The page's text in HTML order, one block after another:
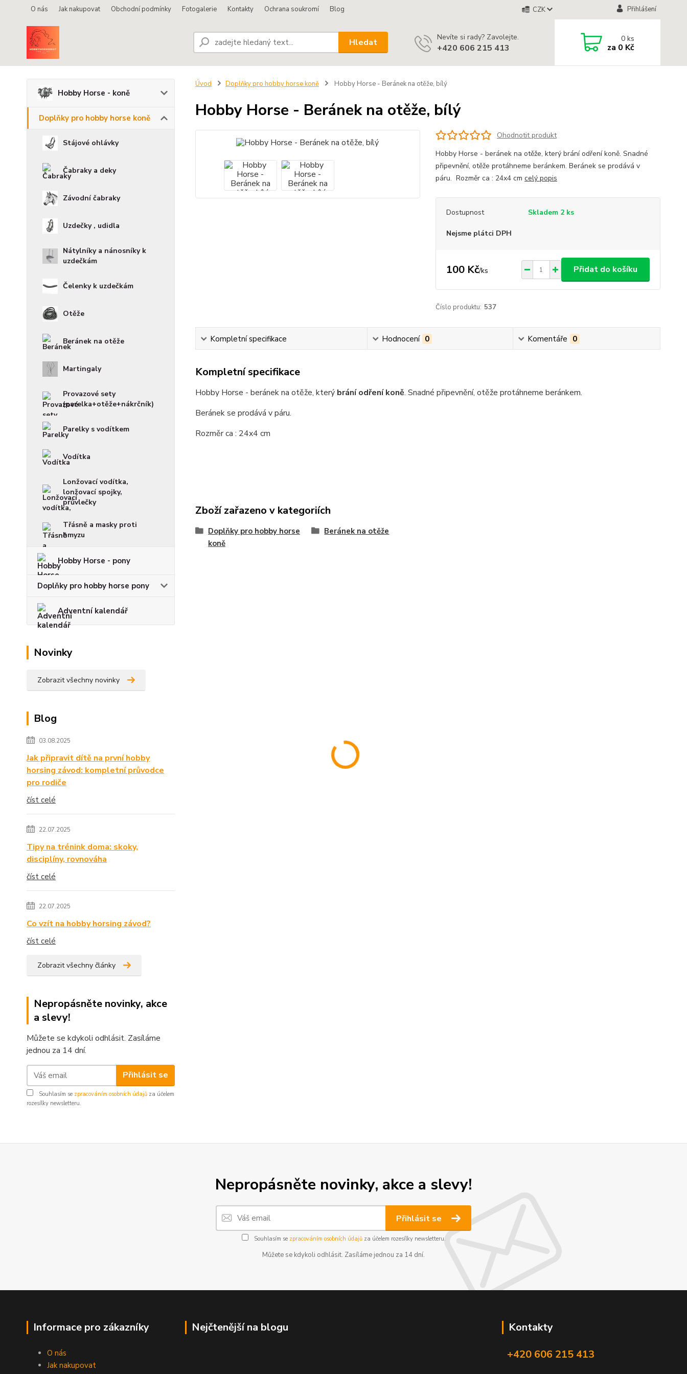
O nás Jak nakupovat Obchodní podmínky Fotogalerie Kontakty Ochrana soukromí Blog CZK Přihlášení
Hledat Nevíte si rady? Zavolejte.
+420 606 215 413
0ks
za 0 Kč
Hobby Horse - koně
Doplňky pro hobby horse koně
Stájové ohlávky
Čabraky a deky
Závodní čabraky
Uzdečky , udidla
Nátylníky a nánosníky k
uzdečkám
Čelenky k uzdečkám
Otěže
Beránek na otěže
Martingaly
Provazové sety
(parelka+otěže+nákrčník)
Parelky s vodítkem
Vodítka
Lonžovací vodítka,
lonžovací spojky,
průvlečky
Třásně a masky proti
hmyzu
Hobby Horse - pony
Doplňky pro hobby horse pony
Adventní kalendář
Novinky
Zobrazit všechny novinky
Blog
03.08.2025
Jak připravit dítě na první hobby
horsing závod: kompletní průvodce
pro rodiče
číst celé
22.07.2025
Tipy na trénink doma: skoky,
disciplíny, rovnováha
číst celé
22.07.2025
Co vzít na hobby horsing závod?
číst celé
Zobrazit všechny články
Nepropásněte novinky, akce
a slevy!
Můžete se kdykoli odhlásit. Zasíláme
jednou za 14 dní.
Přihlásit se
Souhlasím se zpracováním osobních údajů za účelem
rozesílky newsletteru.
Úvod Doplňky pro hobby horse koně Hobby Horse - Beránek na otěže, bílý
Hobby Horse - Beránek na otěže, bílý
Ohodnotit produkt
Hobby Horse - beránek na otěže, který brání odření koně. Snadné
připevnění, otěže protáhneme beránkem. Beránek se prodává v
páru. Rozměr ca : 24x4 cm celý popis
Dostupnost Skladem 2 ks
Nejsme plátci DPH
100 Kč/ks Přidat do košíku
Číslo produktu: 537
Kompletní specifikace Hodnocení 0 Komentáře 0
Kompletní specifikace
Hobby Horse - beránek na otěže, který brání odření koně. Snadné připevnění, otěže protáhneme beránkem.
Beránek se prodává v páru.
Rozměr ca : 24x4 cm
Zboží zařazeno v kategoriích
Doplňky pro hobby horse
koně
Beránek na otěže
Nepropásněte novinky, akce a slevy!
Přihlásit se
Souhlasím se zpracováním osobních údajůza účelem rozesílky newsletteru.
Můžete se kdykoli odhlásit. Zasíláme jednou za 14 dní.
Informace pro zákazníky
O nás
Jak nakupovat
Nejčtenější na blogu
Kontakty
+420 606 215 413